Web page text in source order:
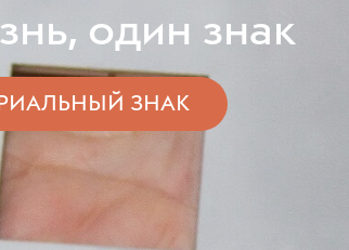
один знак
ЗНАК